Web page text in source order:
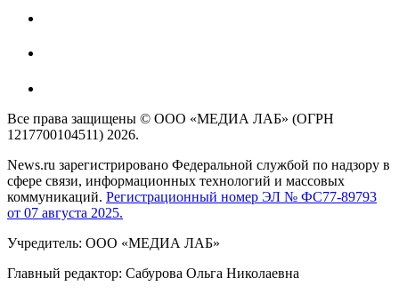
Все права защищены © ООО «МЕДИА ЛАБ» (ОГРН
1217700104511) 2026.
News.ru зарегистрировано Федеральной службой по надзору в
сфере связи, информационных технологий и массовых
коммуникаций. Регистрационный номер ЭЛ № ФС77-89793
от 07 августа 2025.
Учредитель: ООО «МЕДИА ЛАБ»
Главный редактор: Сабурова Ольга Николаевна